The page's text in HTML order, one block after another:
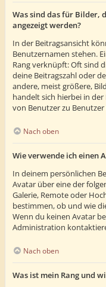
Was sind das für Bilder,
angezeigt werden?
In der Beitragsansicht
Benutzernamen stehen.
Rang verknüpft: Oft sind
deine Beitragszahl oder
andere, meist größere,
handelt sich hierbei in der
von Benutzer zu
Nach oben
Wie verwende ich einen
In deinem persönlichen
Avatar über eine der
Galerie, Remote oder
bestimmen, ob und wie
Wenn du keinen Avatar
Administration
Nach oben
Was ist mein Rang und